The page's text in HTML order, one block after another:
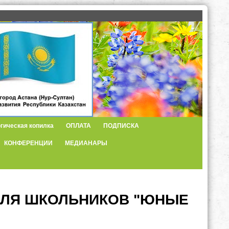
копилка ОПЛАТА ПОДПИСКА
КОНФЕРЕНЦИИ МЕДИАНАРЫ
ШКОЛЬНИКОВ "ЮНЫЕ